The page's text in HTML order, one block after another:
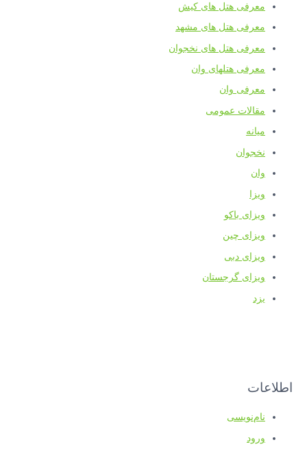
معرفی هتل های کیش
معرفی هتل های مشهد
معرفی هتل های نخجوان
معرفی هتلهای وان
معرفی وان
مقالات عمومی
میانه
نخجوان
وان
ویزا
ویزای باکو
ویزای چین
ویزای دبی
ویزای گرجستان
یزد
اطلاعات
نام‌نویسی
ورود